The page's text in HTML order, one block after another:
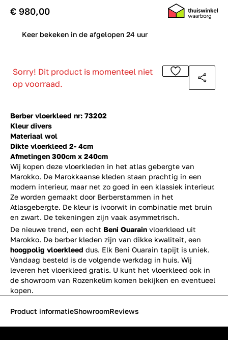
Berber vloerkleed nr: 73202
Kleur divers
Materiaal wol
Dikte vloerkleed 2- 4cm
Afmetingen 300cm x 240cm
Wij kopen deze vloerkleden in het atlas gebergte van
Marokko. De Marokkaanse kleden staan prachtig in een
modern interieur, maar net zo goed in een klassiek interieur.
Ze worden gemaakt door Berberstammen in het
Atlasgebergte. De kleur is ivoorwit in combinatie met bruin
en zwart. De tekeningen zijn vaak asymmetrisch.
€ 980,00
Keer bekeken in de afgelopen 24 uur
Sorry! Dit product is momenteel niet
op voorraad.
De nieuwe trend, een echt Beni Ouarain vloerkleed uit
Marokko. De berber kleden zijn van dikke kwaliteit, een
hoogpolig vloerkleed dus. Elk Beni Ouarain tapijt is uniek.
Vandaag besteld is de volgende werkdag in huis. Wij
leveren het vloerkleed gratis. U kunt het vloerkleed ook in
de showroom van Rozenkelim komen bekijken en eventueel
kopen.
Product informatieShowroomReviews